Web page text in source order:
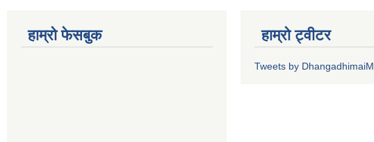
हाम्रो फेसबुक हाम्रो ट्वीटर
Tweets by DhangadhimaiM